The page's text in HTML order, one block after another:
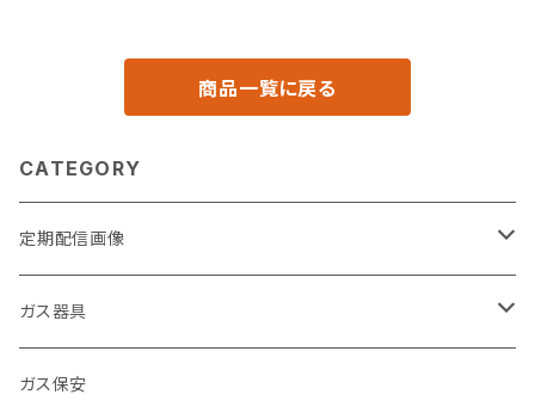
商品一覧に戻る
CATEGORY
定期配信画像
節約
キッチン
ガス器具
ガステーブル
ガス保安